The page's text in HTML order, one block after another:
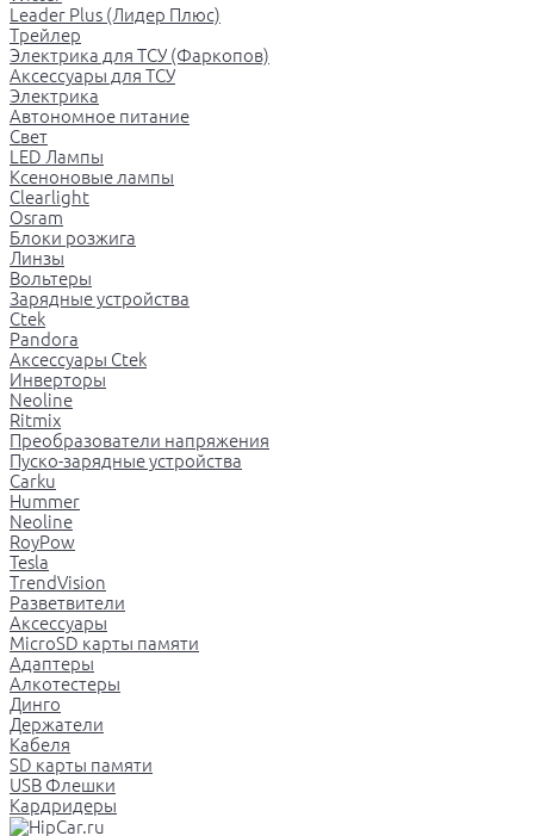
Leader Plus (Лидер Плюс)
Трейлер
Электрика для ТСУ (Фаркопов)
Аксессуары для ТСУ
Электрика
Автономное питание
Свет
LED Лампы
Ксеноновые лампы
Clearlight
Osram
Блоки розжига
Линзы
Вольтеры
Зарядные устройства
Ctek
Pandora
Аксессуары Ctek
Инверторы
Neoline
Ritmix
Преобразователи напряжения
Пуско-зарядные устройства
Carku
Hummer
Neoline
RoyPow
Tesla
TrendVision
Разветвители
Аксессуары
MicroSD карты памяти
Адаптеры
Алкотестеры
Динго
Держатели
Кабеля
SD карты памяти
USB Флешки
Кардридеры